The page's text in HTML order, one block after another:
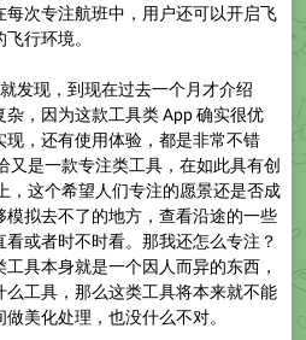
每次专注航班中，用户还可以开启飞
行环境。
发现，到现在过去一个月才介绍
，因为这款工具类 App 确实很优
现，还有使用体验，都是非常不错
又是一款专注类工具，在如此具有创
，这个希望人们专注的愿景还是否成
模拟去不了的地方，查看沿途的一些
或者时不时看。那我还怎么专注？
具本身就是一个因人而异的东西，
么工具，那么这类工具将本来就不能
美化处理，也没什么不对。